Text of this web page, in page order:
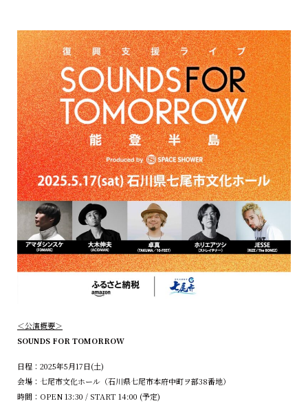
＜公演概要＞
SOUNDS FOR TOMORROW
日程：2025年5⽉17⽇(⼟)
会場：七尾市文化ホール（石川県七尾市本府中町ヲ部38番地）
時間：OPEN 13:30 / START 14:00 (予定)